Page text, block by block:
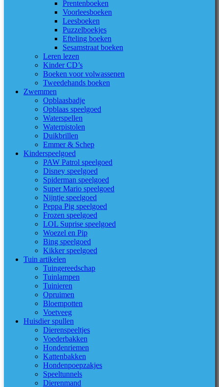
Prentenboeken
Voorleesboeken
Leesboeken
Puzzelboekjes
Efteling boeken
Sesamstraat boeken
Leren lezen
Kinder CD’s
Boeken voor volwassenen
Tweedehands boeken
Zwemmen
Opblaasbadje
Opblaas speelgoed
Waterspellen
Waterpistolen
Duikbrillen
Emmer & Schep
Kinderspeelgoed
PAW Patrol speelgoed
Disney speelgoed
Spiderman speelgoed
Super Mario speelgoed
Nijntje speelgoed
Peppa Pig speelgoed
Frozen speelgoed
LOL Suprise speelgoed
Woezel en Pip
Bing speelgoed
Kikker speelgoed
Tuin artikelen
Tuingereedschap
Tuinlampen
Tuinieren
Opruimen
Bloempotten
Voetveeg
Huisdier spullen
Dierenspeeltjes
Voederbakken
Hondenriemen
Kattenbakken
Hondenpoepzakjes
Speeltunnels
Dierenmand